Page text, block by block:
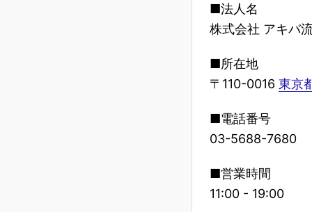
■法人名
株式会社 アキバ
■所在地
〒110-0016 東京
■電話番号
03-5688-7680
■営業時間
11:00 - 19:00